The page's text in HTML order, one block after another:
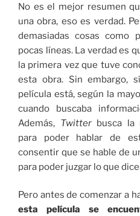
No es el mejor resumen
una obra, eso es verdad.
demasiadas cosas como
pocas líneas. La verdad es
la primera vez que tuve
esta obra. Sin embargo,
película está, según la
cuando buscaba
Además, Twitterbusca la
para poder hablar de
consentir que se hable de
para poder juzgar lo que
Pero antes de comenzar a
esta película se